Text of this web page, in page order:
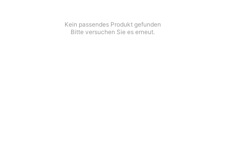
Kein passendes Produkt gefunden
Bitte versuchen Sie es erneut.